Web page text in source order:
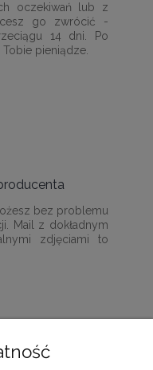
oczekiwań lub z
go zwrócić -
14 dni. Po
pieniądze.
bez problemu
Mail z dokładnym
zdjęciami to